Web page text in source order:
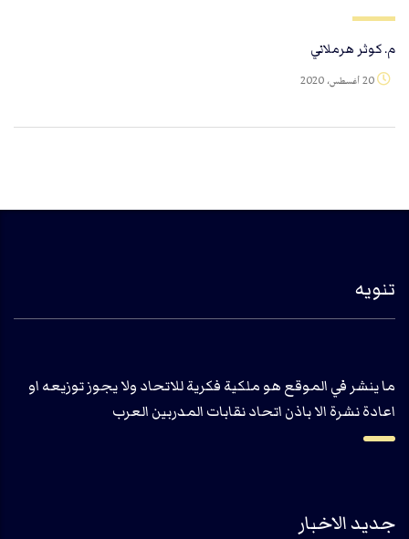
م. كوثر هرملاني
تنويه
ما ينشر في الموقع هو ملكية فكرية للاتحاد ولا يجوز توزيعه او
اعادة نشرة الا باذن اتحاد نقابات المدربين العرب
جديد الاخبار